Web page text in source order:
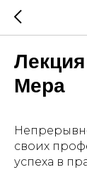
Мера
своих
успеха в